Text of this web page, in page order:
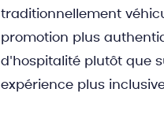
traditionnellement
promotion plus
d'hospitalité plutôt que
expérience plus